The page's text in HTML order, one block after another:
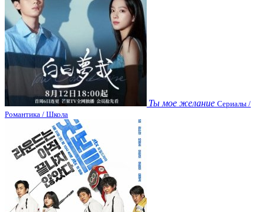
Ты мое желание Сериалы /
Романтика / Школа